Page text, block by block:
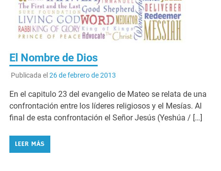
El Nombre de Dios
Publicada el 26 de febrero de 2013
En el capitulo 23 del evangelio de Mateo se relata de una
confrontación entre los líderes religiosos y el Mesías. Al
final de esta confrontación el Señor Jesús (Yeshúa / […]
LEER MÁS